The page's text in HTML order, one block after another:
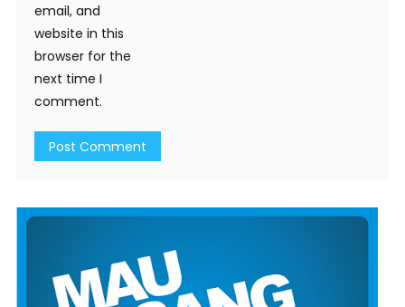
email, and
website in this
browser for the
next time I
comment.